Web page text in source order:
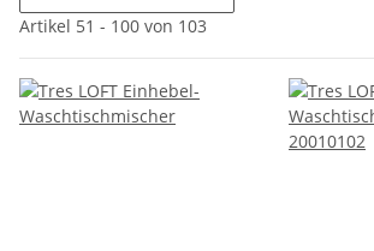
Artikel 51 - 100 von 103